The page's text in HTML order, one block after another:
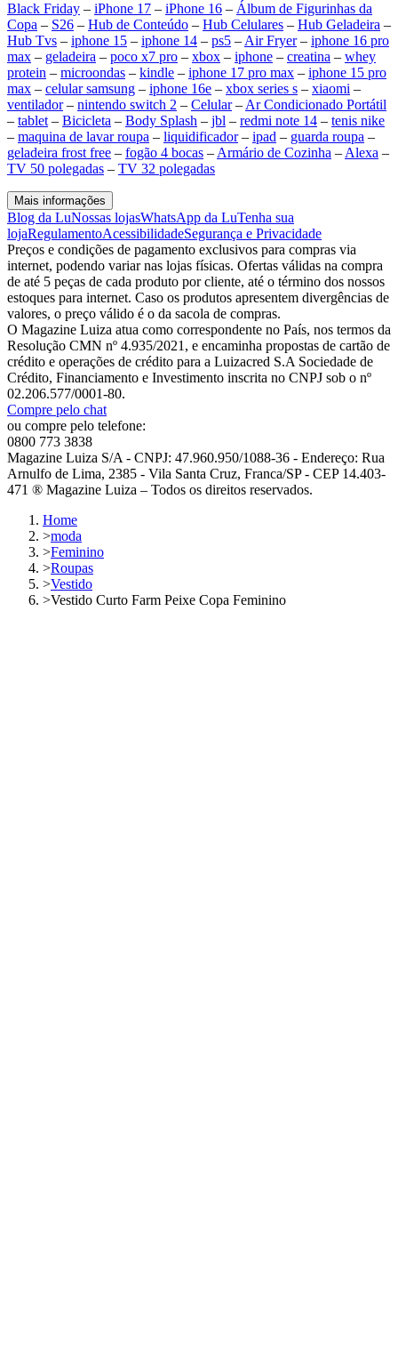
Black Friday – iPhone 17 – iPhone 16 – Álbum de Figurinhas da
Copa – S26 – Hub de Conteúdo – Hub Celulares – Hub Geladeira –
Hub Tvs – iphone 15 – iphone 14 – ps5 –Air Fryer– iphone 16 pro
max – geladeira – poco x7 pro – xbox – iphone – creatina – whey
protein – microondas – kindle – iphone 17 pro max – iphone 15 pro
max – celular samsung – iphone 16e – xbox series s – xiaomi –
ventilador– nintendo switch 2 – Celular–Ar Condicionado Portátil
– tablet– Bicicleta – Body Splash – jbl – redmi note 14 – tenis nike
– maquina de lavar roupa – liquidificador– ipad – guarda roupa –
geladeira frost free – fogão 4 bocas –Armário de Cozinha –Alexa –
TV 50 polegadas – TV 32 polegadas
Mais informações
Blog da LuNossas lojasWhatsApp da LuTenha sua
lojaRegulamentoAcessibilidadeSegurança e Privacidade
Preços e condições de pagamento exclusivos para compras via
internet, podendo variar nas lojas físicas. Ofertas válidas na compra
de até 5 peças de cada produto por cliente, até o término dos nossos
estoques para internet. Caso os produtos apresentem divergências de
valores, o preço válido é o da sacola de compras.
O Magazine Luiza atua como correspondente no País, nos termos da
Resolução CMN nº 4.935/2021, e encaminha propostas de cartão de
crédito e operações de crédito para a Luizacred S.A Sociedade de
Crédito, Financiamento e Investimento inscrita no CNPJ sob o nº
02.206.577/0001-80.
Compre pelo chat
ou compre pelo telefone:
0800 773 3838
Magazine Luiza S/A - CNPJ: 47.960.950/1088-36 - Endereço: Rua
Arnulfo de Lima, 2385 - Vila Santa Cruz, Franca/SP - CEP 14.403-
471 ® Magazine Luiza – Todos os direitos reservados.
Home
>moda
>Feminino
>Roupas
>Vestido
>Vestido Curto Farm Peixe Copa Feminino